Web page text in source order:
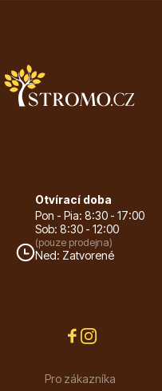
Živé ploty
Otvírací doba
Pon - Pia: 8:30 - 17:00
Sob: 8:30 - 12:00
(pouze prodejna)
Ned: Zatvorené
Pro zákazníka